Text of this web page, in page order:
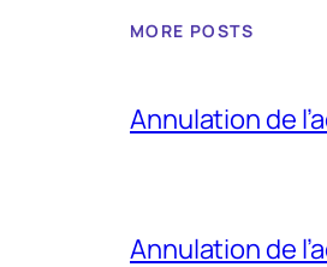
MORE POSTS
Annulation de
Annulation de